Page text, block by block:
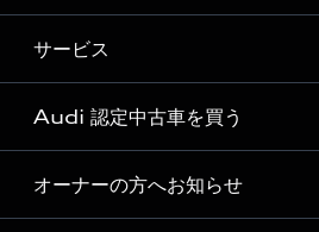
デジタルサービス
試乗車・展示車検索
見積り依頼
試乗予約
特別仕様モデル / 限定モデル
e-tronラインアップ
価格シミュレーション
車両比較
純正アクセサリー
オンラインショップ
Audi collection
アウディナビアプリ
サービス
サービス入庫予約
サービスプログラム
メンテナンス
Audi 認定中古車を買う
Audi認定中古車
オーナーの方へお知らせ